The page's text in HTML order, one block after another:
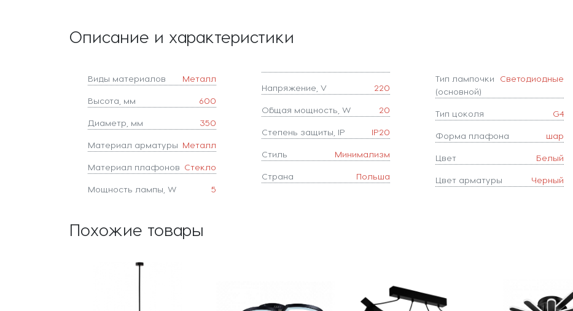
Описание и характеристики
Виды материалов Металл
Высота, мм 600
Диаметр, мм 350
Материал арматуры Металл
Материал плафонов Стекло
Мощность лампы, W 5
Напряжение, V 220
Общая мощность, W 20
Степень защиты, IP IP20
Стиль Минимализм
Страна Польша
Тип лампочки
(основной)
Светодиодные
Тип цоколя G4
Форма плафона шар
Цвет Белый
Цвет арматуры Черный
Похожие товары